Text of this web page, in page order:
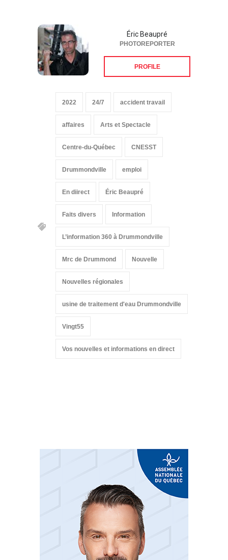
Éric Beaupré
PHOTOREPORTER
PROFILE
2022 24/7 accident travail
affaires Arts et Spectacle
Centre-du-Québec CNESST
Drummondville emploi
En diirect Éric Beaupré
Faits divers Information
L’information 360 à Drummondville
Mrc de Drummond Nouvelle
Nouvelles régionales
usine de traitement d'eau Drummondville
Vingt55
Vos nouvelles et informations en direct